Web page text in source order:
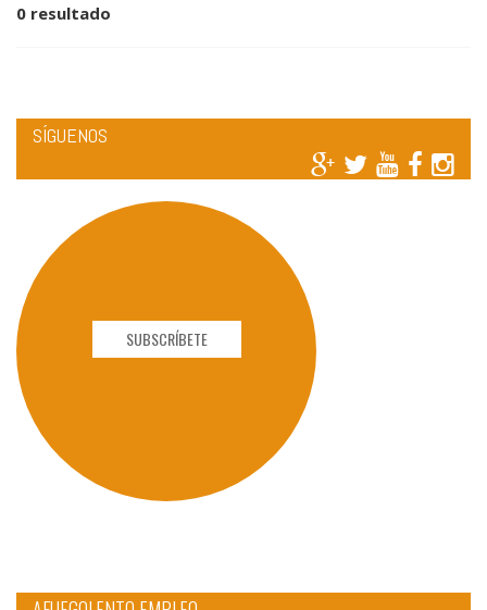
0 resultado
SÍGUENOS
SUBSCRÍBETE